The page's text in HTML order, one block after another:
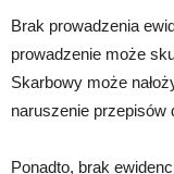
Brak prowadzenia
prowadzenie może
Skarbowy może
naruszenie przepisów
Ponadto, brak